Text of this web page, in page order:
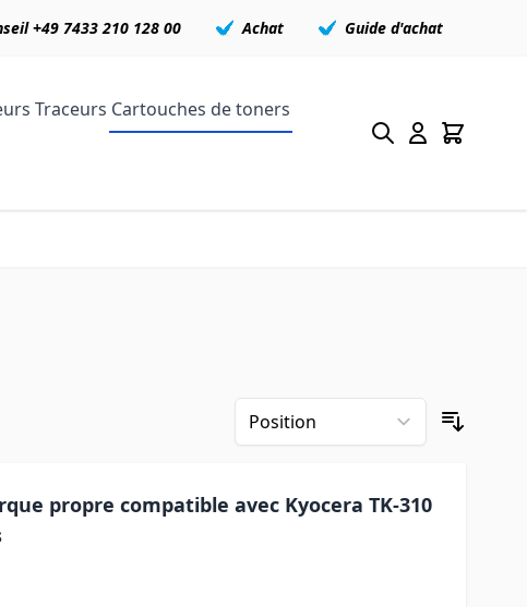
+49 7433 210 128 00 Achat Guide d'achat
Traceurs Cartouches de toners
propre compatible avec Kyocera TK-310